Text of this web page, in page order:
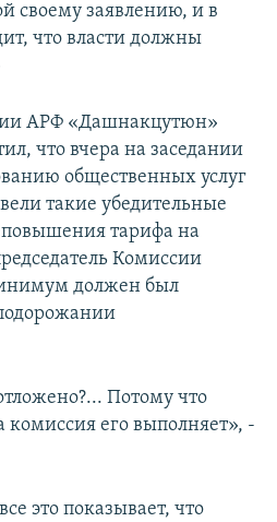
своему заявлению, и в
что власти должны
АРФ «Дашнакцутюн»
что вчера на заседании
общественных услуг
такие убедительные
тарифа на
Комиссии
должен был
Потому что
комиссия его выполняет», -
это показывает, что